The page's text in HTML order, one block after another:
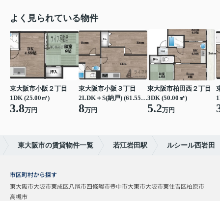
よく見られている物件
東大阪市小阪２丁目
1DK (25.00㎡)
3.8万円
東大阪市小阪３丁目
2LDK＋S(納戸) (61.55㎡)
8万円
東大阪市柏田西２丁目
3DK (50.00㎡)
5.2万円
東大阪市の賃貸物件一覧 若江岩田駅 ルシール西岩田
市区町村から探す
東大阪市大阪市東成区八尾市四條畷市豊中市大東市大阪市東住吉区柏原市
高槻市